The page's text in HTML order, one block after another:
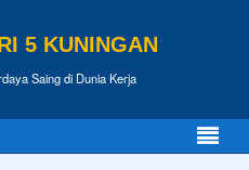
5 KUNINGAN
Saing di Dunia Kerja